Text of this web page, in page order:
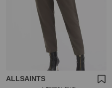
ALLSAINTS